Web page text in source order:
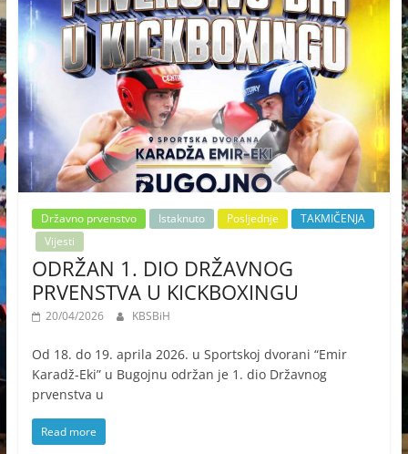
Državno prvenstvo Istaknuto Posljednje
TAKMIČENJA
Vijesti
ODRŽAN 1. DIO DRŽAVNOG
PRVENSTVA U KICKBOXINGU
20/04/2026 KBSBiH
Od 18. do 19. aprila 2026. u Sportskoj dvorani “Emir
Karadž-Eki” u Bugojnu održan je 1. dio Državnog
prvenstva u
Read more